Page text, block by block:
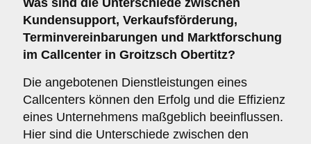
Was sind die Unterschiede zwischen
Kundensupport, Verkaufsförderung,
Terminvereinbarungen und Marktforschung
im Callcenter in Groitzsch Obertitz?
Die angebotenen Dienstleistungen eines
Callcenters können den Erfolg und die Effizienz
eines Unternehmens maßgeblich beeinflussen.
Hier sind die Unterschiede zwischen den